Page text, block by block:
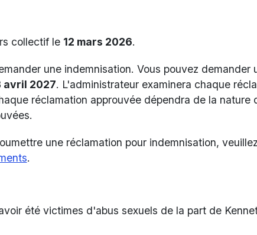
collectif le 12 mars 2026.
une indemnisation. Vous pouvez demander
avril 2027. L'administrateur examinera chaque
réclamation approuvée dépendra de la nature
une réclamation pour indemnisation,
.
été victimes d'abus sexuels de la part de